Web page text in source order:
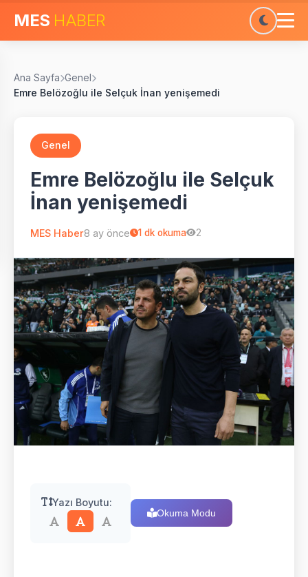
MES HABER
Ana Sayfa Genel
Emre Belözoğlu ile Selçuk İnan yenişemedi
Genel
Emre Belözoğlu ile Selçuk
İnan yenişemedi
MES Haber8 ay önce 1 dk okuma 2
Yazı Boyutu:
Okuma Modu